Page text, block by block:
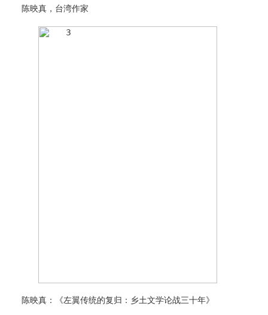
陈映真，台湾作家
陈映真：《左翼传统的复归：乡土文学论战三十年》